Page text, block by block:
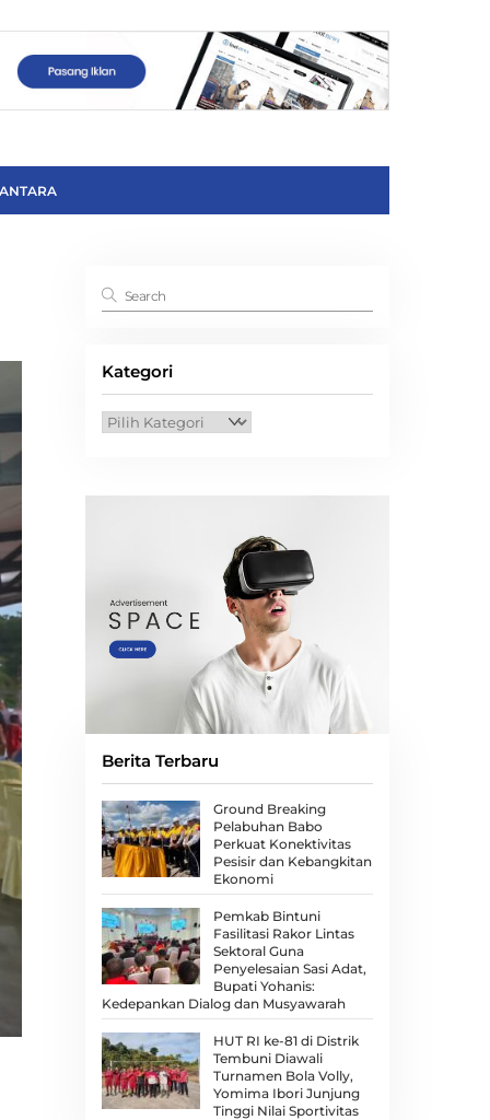
Kategori
Kategori
Berita Terbaru
Ground Breaking
Pelabuhan Babo
Perkuat Konektivitas
Pesisir dan Kebangkitan
Ekonomi
Pemkab Bintuni
Fasilitasi Rakor Lintas
Sektoral Guna
Penyelesaian Sasi Adat,
Bupati Yohanis:
Kedepankan Dialog dan Musyawarah
HUT RI ke-81 di Distrik
Tembuni Diawali
Turnamen Bola Volly,
Yomima Ibori Junjung
Tinggi Nilai Sportivitas